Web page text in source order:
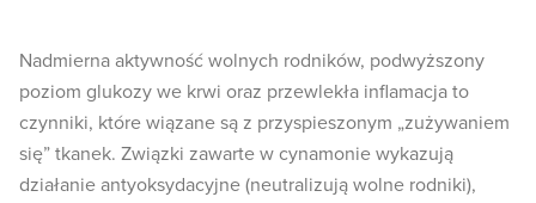
Nadmierna aktywność wolnych rodników, podwyższony
poziom glukozy we krwi oraz przewlekła inflamacja to
czynniki, które wiązane są z przyspieszonym „zużywaniem
się” tkanek. Związki zawarte w cynamonie wykazują
działanie antyoksydacyjne (neutralizują wolne rodniki),